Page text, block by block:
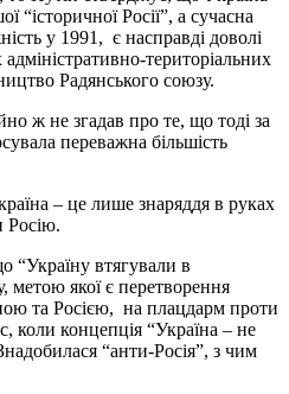
“історичної Росії”, а сучасна
у 1991, є насправді доволі
територіальних
Радянського союзу.
ж не згадав про те, що тоді за
переважна більшість
– це лише знаряддя в руках
Росію.
“Україну втягували в
метою якої є перетворення
та Росією, на плацдарм проти
коли концепція “Україна – не
“анти-Росія”, з чим